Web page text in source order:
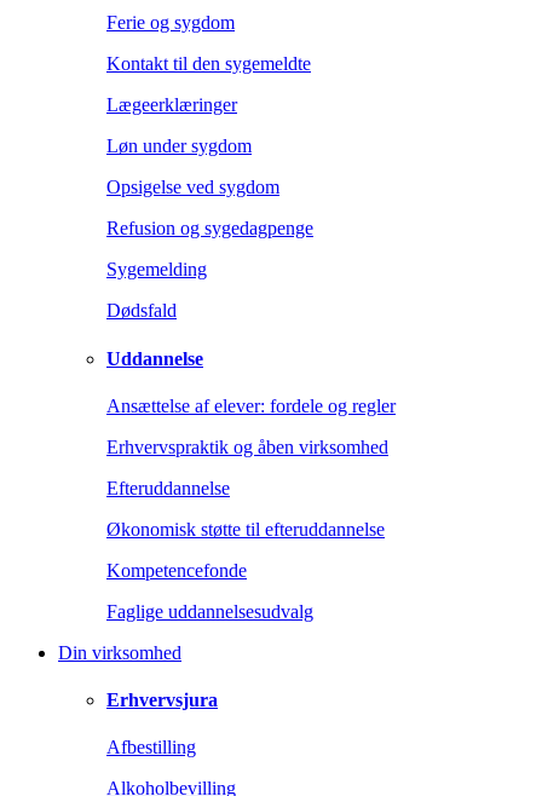
Ferie og sygdom
Kontakt til den sygemeldte
Lægeerklæringer
Løn under sygdom
Opsigelse ved sygdom
Refusion og sygedagpenge
Sygemelding
Dødsfald
Uddannelse
Ansættelse af elever: fordele og regler
Erhvervspraktik og åben virksomhed
Efteruddannelse
Økonomisk støtte til efteruddannelse
Kompetencefonde
Faglige uddannelsesudvalg
Din virksomhed
Erhvervsjura
Afbestilling
Alkoholbevilling